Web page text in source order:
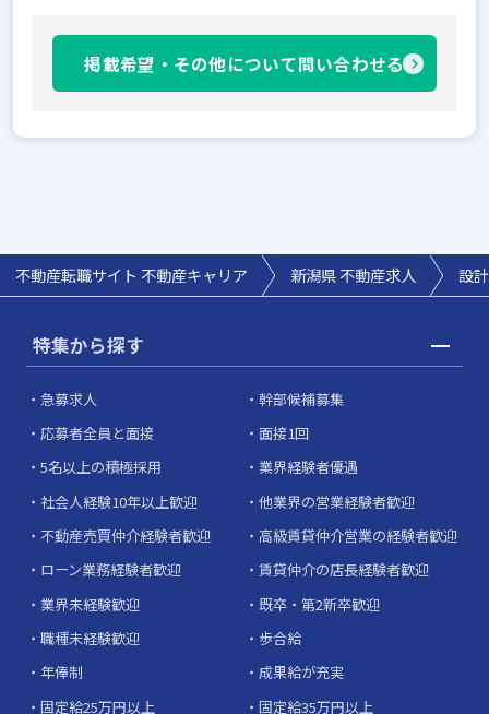
掲載希望・その他について問い合わせる
不動産転職サイト 不動産キャリア 新潟県不動産求人 設
特集から探す
急募求人
幹部候補募集
応募者全員と面接
面接1回
5名以上の積極採用
業界経験者優遇
社会人経験10年以上歓迎
他業界の営業経験者歓迎
不動産売買仲介経験者歓迎
高級賃貸仲介営業の経験者歓迎
ローン業務経験者歓迎
賃貸仲介の店長経験者歓迎
業界未経験歓迎
既卒・第2新卒歓迎
職種未経験歓迎
歩合給
年俸制
成果給が充実
固定給25万円以上
固定給35万円以上